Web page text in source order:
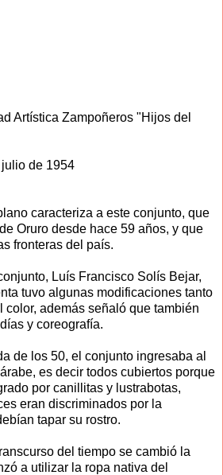
Artística Zampoñeros "Hijos del
de 1954
caracteriza a este conjunto, que
Oruro desde hace 59 años, y que
fronteras del país.
Luís Francisco Solís Bejar,
tuvo algunas modificaciones tanto
color, además señaló que también
y coreografía.
de los 50, el conjunto ingresaba al
es decir todos cubiertos porque
por canillitas y lustrabotas,
eran discriminados por la
tapar su rostro.
del tiempo se cambió la
a utilizar la ropa nativa del